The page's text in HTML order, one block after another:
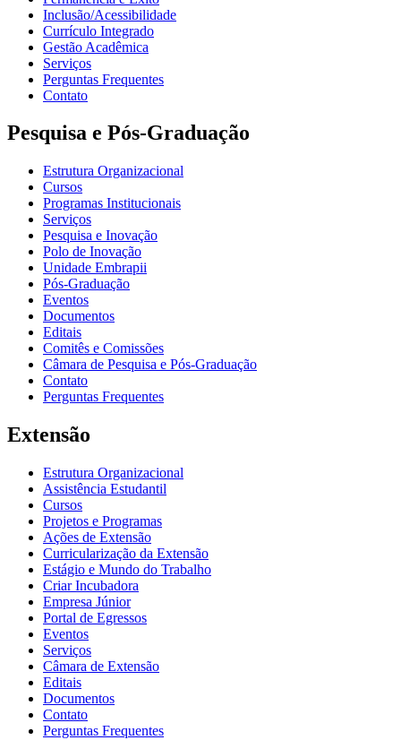
Inclusão/Acessibilidade
Currículo Integrado
Gestão Acadêmica
Serviços
Perguntas Frequentes
Contato
Pesquisa e Pós-Graduação
Estrutura Organizacional
Cursos
Programas Institucionais
Serviços
Pesquisa e Inovação
Polo de Inovação
Unidade Embrapii
Pós-Graduação
Eventos
Documentos
Editais
Comitês e Comissões
Câmara de Pesquisa e Pós-Graduação
Contato
Perguntas Frequentes
Extensão
Estrutura Organizacional
Assistência Estudantil
Cursos
Projetos e Programas
Ações de Extensão
Curricularização da Extensão
Estágio e Mundo do Trabalho
Criar Incubadora
Empresa Júnior
Portal de Egressos
Eventos
Serviços
Câmara de Extensão
Editais
Documentos
Contato
Perguntas Frequentes